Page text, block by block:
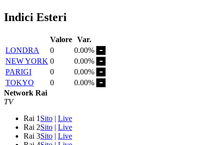
Indici Esteri
Valore Var.
LONDRA
0
0.00%
NEW YORK 0
0.00%
PARIGI
0
0.00%
TOKYO
0
0.00%
Network Rai
TV
Rai 1 Sito | Live
Rai 2Sito | Live
Rai 3Sito | Live